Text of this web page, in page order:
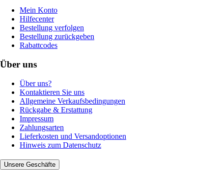
Mein Konto
Hilfecenter
Bestellung verfolgen
Bestellung zurückgeben
Rabattcodes
Über uns
Über uns?
Kontaktieren Sie uns
Allgemeine Verkaufsbedingungen
Rückgabe & Erstattung
Impressum
Zahlungsarten
Lieferkosten und Versandoptionen
Hinweis zum Datenschutz
Unsere Geschäfte